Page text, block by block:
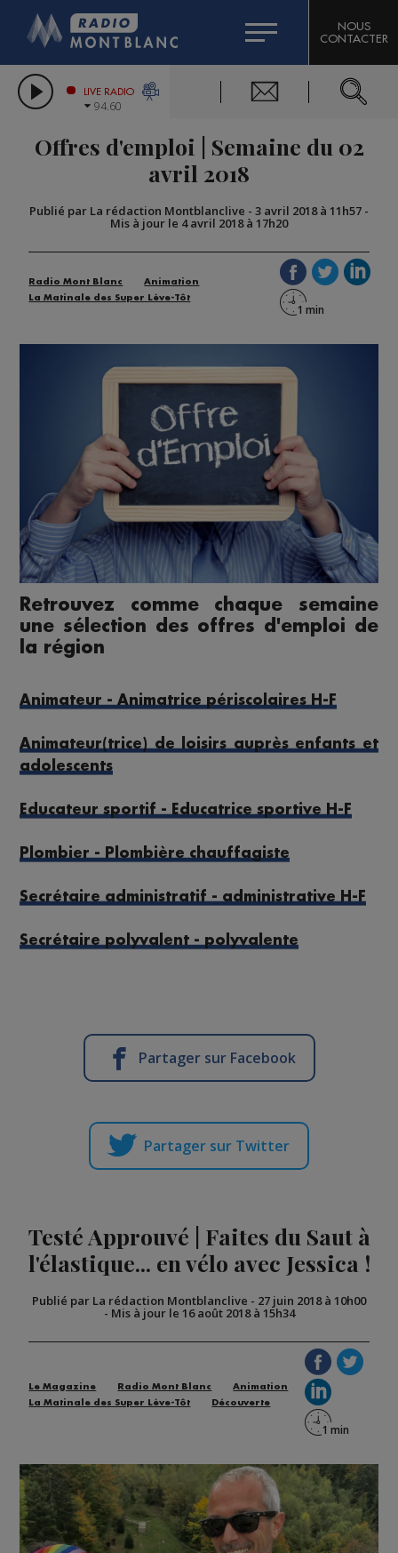
LES CHRONIQUES DE L'EXPERT
CITIZEN MACHINERY
GRAND MASSIF DOMAINES SKIABLES
BIGARD
COMPAGNIE DU MONT-BLANC
NOUS
CONTACTER
LIVE RADIO
94.60
Offres d'emploi | Semaine du 02
avril 2018
Publié par La rédaction Montblanclive - 3 avril 2018 à 11h57 -
Mis à jour le 4 avril 2018 à 17h20
Radio Mont Blanc
Animation
La Matinale des Super Lève-Tôt
Retrouvez comme chaque semaine
une sélection des offres d'emploi de
la région
Animateur - Animatrice périscolaires H-F
Animateur(trice) de loisirs auprès enfants et
adolescents
Educateur sportif - Educatrice sportive H-F
Plombier - Plombière chauffagiste
Secrétaire administratif - administrative H-F
Secrétaire polyvalent - polyvalente
Partager sur Facebook
Partager sur Twitter
Testé Approuvé | Faites du Saut à
l'élastique... en vélo avec Jessica !
Publié par La rédaction Montblanclive - 27 juin 2018 à 10h00
- Mis à jour le 16 août 2018 à 15h34
Le Magazine Radio Mont Blanc
Animation
La Matinale des Super Lève-Tôt
Découverte